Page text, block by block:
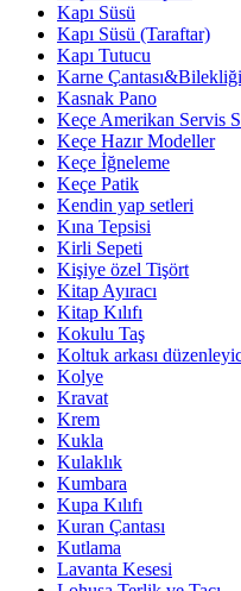
Kapı Süsü
Kapı Süsü (Taraftar)
Kapı Tutucu
Karne Çantası&Bilekliği
Kasnak Pano
Keçe Amerikan Servis
Keçe Hazır Modeller
Keçe İğneleme
Keçe Patik
Kendin yap setleri
Kına Tepsisi
Kirli Sepeti
Kişiye özel Tişört
Kitap Ayıracı
Kitap Kılıfı
Kokulu Taş
Koltuk arkası
Kolye
Kravat
Krem
Kukla
Kulaklık
Kumbara
Kupa Kılıfı
Kuran Çantası
Kutlama
Lavanta Kesesi